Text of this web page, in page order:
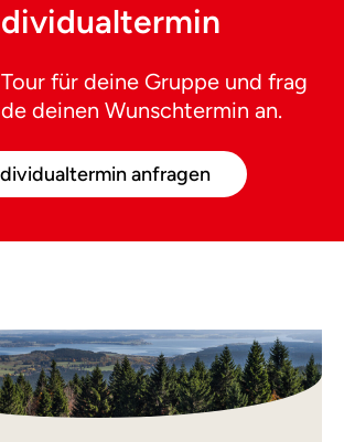
für deine Gruppe und frag
deinen Wunschtermin an.
anfragen